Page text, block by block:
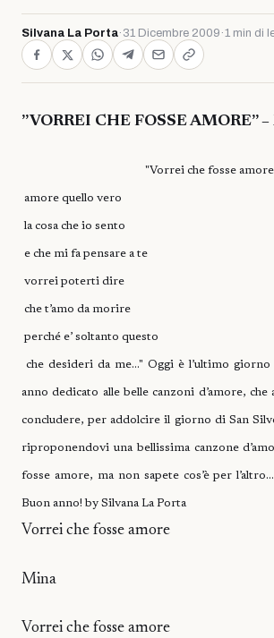
Silvana La Porta· 31 Dicembre 2009 ·1 min di
”VORREI CHE FOSSE AMORE”
"Vorrei che fosse amore
amore quello vero
la cosa che io sento
e che mi fa pensare a te
vorrei poterti dire
che t’amo da morire
perché e’ soltanto questo
che desideri da me…" Oggi è l’ultimo giorno
anno dedicato alle belle canzoni d’amore,
concludere, per addolcire il giorno di San
riproponendovi una bellissima canzone
fosse amore, ma non sapete cos’è per
Buon anno! by Silvana La Porta
Vorrei che fosse amore
Mina
Vorrei che fosse amore